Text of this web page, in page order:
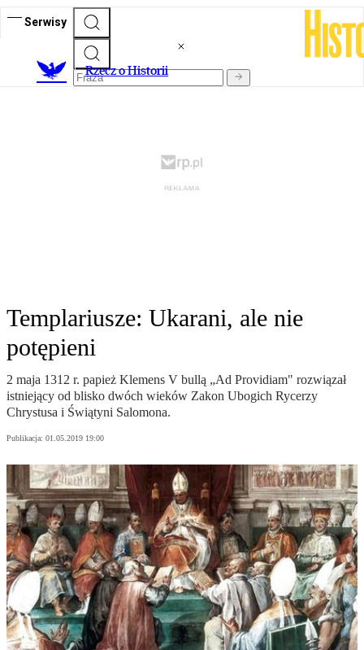
Serwisy
Rzecz o Historii
Templariusze: Ukarani, ale nie
potępieni
2 maja 1312 r. papież Klemens V bullą „Ad Providiam" rozwiązał
istniejący od blisko dwóch wieków Zakon Ubogich Rycerzy
Chrystusa i Świątyni Salomona.
Publikacja: 01.05.2019 19:00